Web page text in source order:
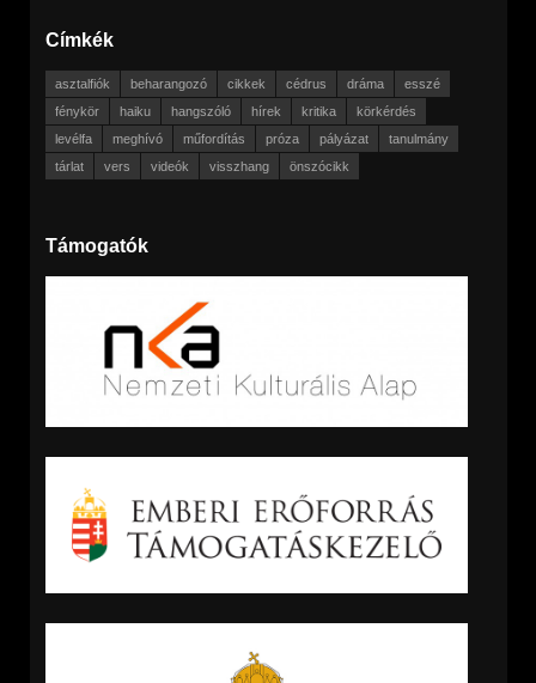
Címkék
asztalfiók beharangozó cikkek cédrus dráma
esszé
fénykör
haiku hangszóló hírek kritika
körkérdés
levélfa
meghívó műfordítás próza pályázat
tanulmány
tárlat
vers videók visszhang önszócikk
Támogatók